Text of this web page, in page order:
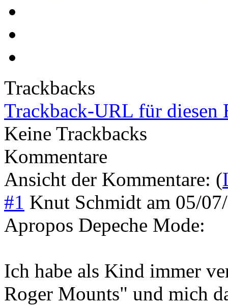
Trackbacks
Trackback-URL für diesen
Keine Trackbacks
Kommentare
Ansicht der Kommentare: (
#1 Knut Schmidt am 05/
Apropos Depeche Mode:
Ich habe als Kind immer
Roger Mounts" und mich